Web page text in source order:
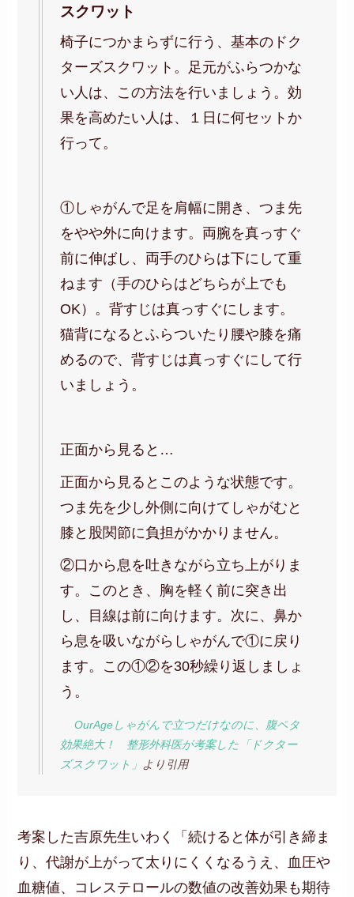
スクワット
椅子につかまらずに行う、基本のドク
ターズスクワット。足元がふらつかな
い人は、この方法を行いましょう。効
果を高めたい人は、１日に何セットか
行って。
①しゃがんで足を肩幅に開き、つま先
をやや外に向けます。両腕を真っすぐ
前に伸ばし、両手のひらは下にして重
ねます（手のひらはどちらが上でも
OK）。背すじは真っすぐにします。
猫背になるとふらついたり腰や膝を痛
めるので、背すじは真っすぐにして行
いましょう。
正面から見ると…
正面から見るとこのような状態です。
つま先を少し外側に向けてしゃがむと
膝と股関節に負担がかかりません。
②口から息を吐きながら立ち上がりま
す。このとき、胸を軽く前に突き出
し、目線は前に向けます。次に、鼻か
ら息を吸いながらしゃがんで①に戻り
ます。この①②を30秒繰り返しましょ
う。
OurAgeしゃがんで立つだけなのに、腹ペタ
効果絶大！ 整形外科医が考案した「ドクター
ズスクワット」 より引用
考案した吉原先生いわく「続けると体が引き締ま
り、代謝が上がって太りにくくなるうえ、血圧や
血糖値、コレステロールの数値の改善効果も期待